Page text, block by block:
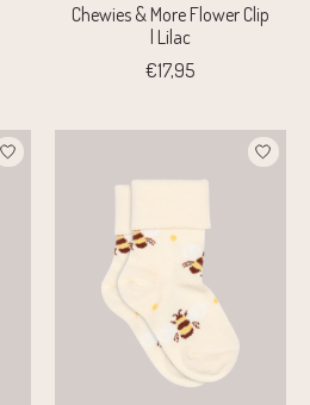
Chewies & More Flower Clip
| Lilac
€17,95